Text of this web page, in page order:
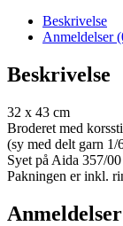
antal
Beskrivelse
Anmeldelser
Beskrivelse
32 x 43 cm
Broderet med
(sy med delt garn 1/
Syet på Aida 357/
Pakningen er inkl.
Anmeldelser